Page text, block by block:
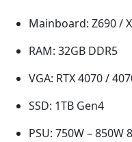
Mainboard: Z690 /
RAM: 32GB DDR5
VGA: RTX 4070 /
SSD: 1TB Gen4
PSU: 750W – 850W